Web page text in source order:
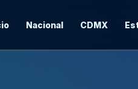
Nacional CDMX